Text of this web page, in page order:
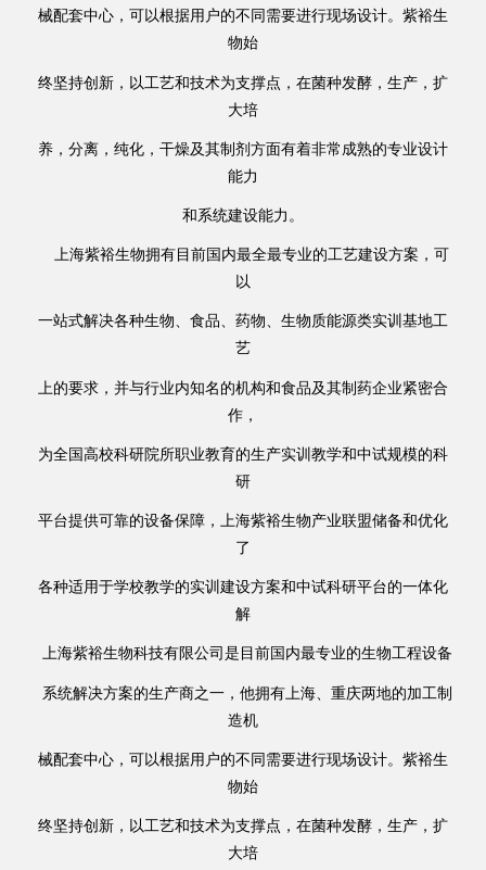
械配套中心，可以根据用户的不同需要进行现场设计。紫裕生
物始
终坚持创新，以工艺和技术为支撑点，在菌种发酵，生产，扩
大培
养，分离，纯化，干燥及其制剂方面有着非常成熟的专业设计
能力
和系统建设能力。
上海紫裕生物拥有目前国内最全最专业的工艺建设方案，可
以
一站式解决各种生物、食品、药物、生物质能源类实训基地工
艺
上的要求，并与行业内知名的机构和食品及其制药企业紧密合
作，
为全国高校科研院所职业教育的生产实训教学和中试规模的科
研
平台提供可靠的设备保障，上海紫裕生物产业联盟储备和优化
了
各种适用于学校教学的实训建设方案和中试科研平台的一体化
解
上海紫裕生物科技有限公司是目前国内最专业的生物工程设备
系统解决方案的生产商之一，他拥有上海、重庆两地的加工制
造机
械配套中心，可以根据用户的不同需要进行现场设计。紫裕生
物始
终坚持创新，以工艺和技术为支撑点，在菌种发酵，生产，扩
大培